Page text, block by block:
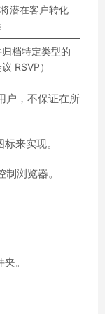
潜在客户转化
档特定类型的
RSVP）
户，不保证在所
来实现。
浏览器。
。